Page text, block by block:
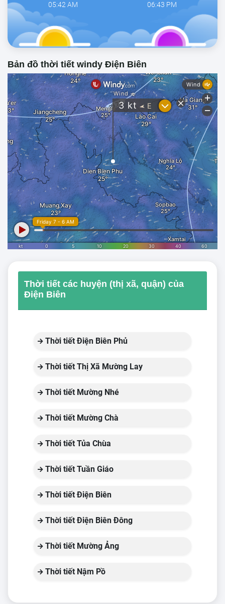
05:42 AM 06:43 PM
Bản đồ thời tiết windy Điện Biên
Thời tiết các huyện (thị xã, quận) của
Điện Biên
Thời tiết Điện Biên Phủ
Thời tiết Thị Xã Mường Lay
Thời tiết Mường Nhé
Thời tiết Mường Chà
Thời tiết Tủa Chùa
Thời tiết Tuần Giáo
Thời tiết Điện Biên
Thời tiết Điện Biên Đông
Thời tiết Mường Ảng
Thời tiết Nậm Pồ